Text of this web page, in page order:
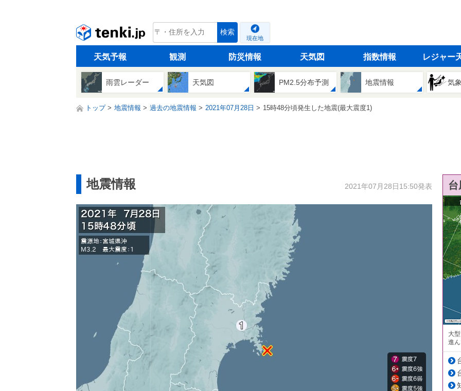
tenki.jp 検索
現在地
天気予報 観測 防災情報 天気図 指数情報 レジャー
雨雲レーダー 天気図 PM2.5分布予測 地震情報 気
トップ 地震情報 過去の地震情報 2021年07月28日 15時48分頃発生した地震(最大震度1)
地震情報 2021年07月28日15:50発表
大
進